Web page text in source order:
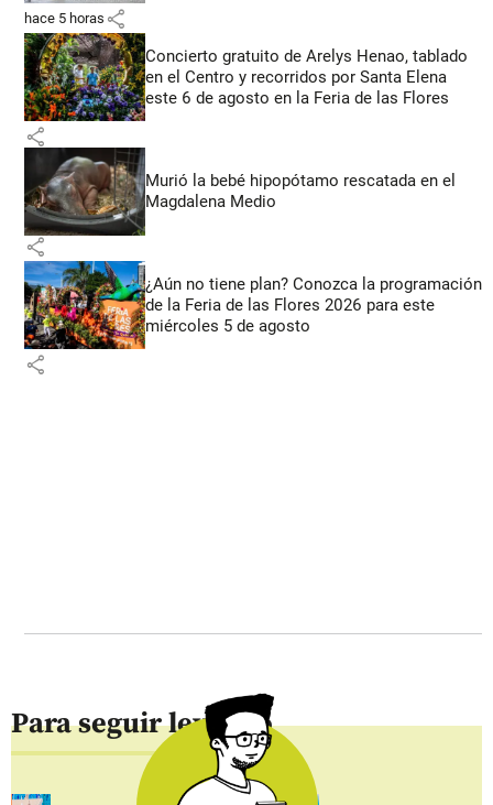
hace 5 horas share
Concierto gratuito de Arelys Henao, tablado
en el Centro y recorridos por Santa Elena
este 6 de agosto en la Feria de las Flores
share
Murió la bebé hipopótamo rescatada en el
Magdalena Medio
share
¿Aún no tiene plan? Conozca la programación
de la Feria de las Flores 2026 para este
miércoles 5 de agosto
share
Para seguir leyendo